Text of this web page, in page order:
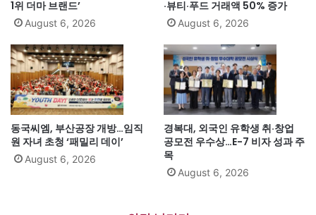
1위 더마 브랜드’
August 6, 2026
·뷰티·푸드 거래액 50% 증가
August 6, 2026
동국씨엠, 부산공장 개방…임직
원 자녀 초청 ‘패밀리 데이’
August 6, 2026
경복대, 외국인 유학생 취·창업
공모전 우수상…E-7 비자 성과 주
목
August 6, 2026